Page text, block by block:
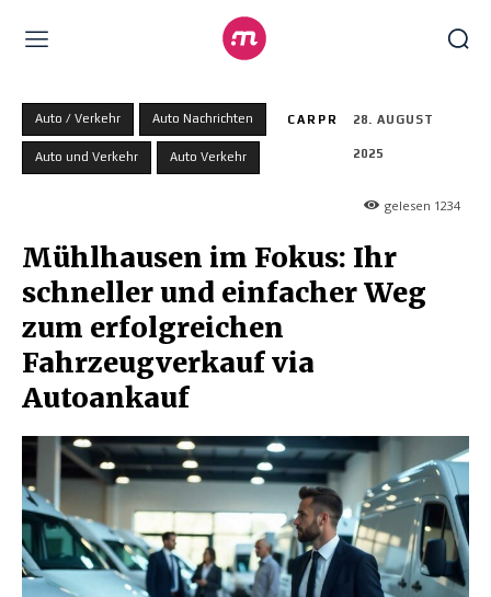
Auto / Verkehr Auto Nachrichten
Auto und Verkehr Auto Verkehr
CARPR 28. AUGUST
2025
gelesen 1234
Mühlhausen im Fokus: Ihr
schneller und einfacher Weg
zum erfolgreichen
Fahrzeugverkauf via
Autoankauf